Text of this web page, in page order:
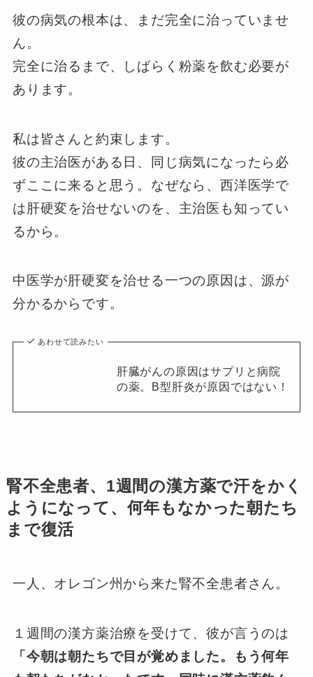
彼の病気の根本は、まだ完全に治っていませ
ん。
完全に治るまで、しばらく粉薬を飲む必要が
あります。
私は皆さんと約束します。
彼の主治医がある日、同じ病気になったら必
ずここに来ると思う。なぜなら、西洋医学で
は肝硬変を治せないのを、主治医も知ってい
るから。
中医学が肝硬変を治せる一つの原因は、源が
分かるからです。
あわせて読みたい
肝臓がんの原因はサプリと病院
の薬。B型肝炎が原因ではない！
腎不全患者、1週間の漢方薬で汗をかく
ようになって、何年もなかった朝たち
まで復活
一人、オレゴン州から来た腎不全患者さん。
１週間の漢方薬治療を受けて、彼が言うのは
「今朝は朝たちで目が覚めました。
もう何年